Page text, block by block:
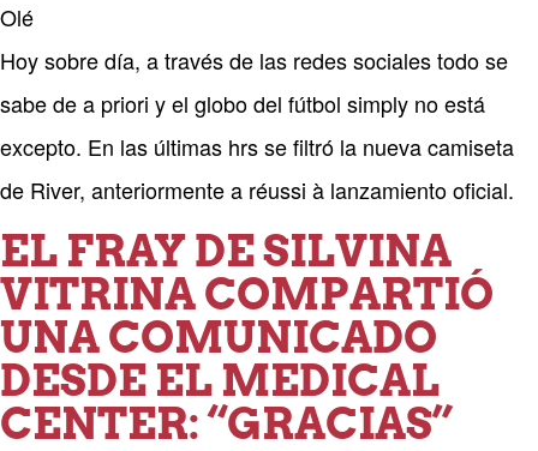
Olé
Hoy sobre día, a través de las redes sociales todo se
sabe de a priori y el globo del fútbol simply no está
excepto. En las últimas hrs se filtró la nueva camiseta
de River, anteriormente a réussi à lanzamiento oficial.
EL FRAY DE SILVINA
VITRINA COMPARTIÓ
UNA COMUNICADO
DESDE EL MEDICAL
CENTER: “GRACIAS”